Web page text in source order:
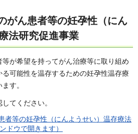
がん患者等の妊孕性（にん
法研究促進事業
等が希望を持ってがん治療等に取り組め
可能性を温存するための妊孕性温存療
す。
てください。
者等の妊孕性（にんようせい）温存療法
ドウで開きます）